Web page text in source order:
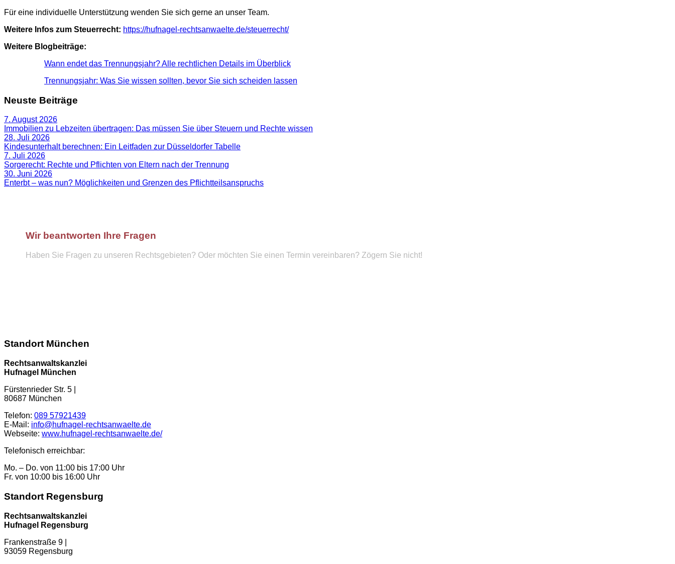
Für eine individuelle Unterstützung wenden Sie sich gerne an unser Team.
Weitere Infos zum Steuerrecht: https://hufnagel-rechtsanwaelte.de/steuerrecht/
Weitere Blogbeiträge:
Wann endet das Trennungsjahr? Alle rechtlichen Details im Überblick
Trennungsjahr: Was Sie wissen sollten, bevor Sie sich scheiden lassen
Neuste Beiträge
7. August 2026
Immobilien zu Lebzeiten übertragen: Das müssen Sie über Steuern und Rechte wissen
28. Juli 2026
Kindesunterhalt berechnen: Ein Leitfaden zur Düsseldorfer Tabelle
7. Juli 2026
Sorgerecht: Rechte und Pflichten von Eltern nach der Trennung
30. Juni 2026
Enterbt – was nun? Möglichkeiten und Grenzen des Pflichtteilsanspruchs
Wir beantworten Ihre Fragen
Haben Sie Fragen zu unseren Rechtsgebieten? Oder möchten Sie einen Termin vereinbaren? Zögern Sie nicht!
Standort München
Rechtsanwaltskanzlei
Hufnagel München
Fürstenrieder Str. 5
80687 München
Telefon: 089 57921439
E-Mail: info@hufnagel-rechtsanwaelte.de
Webseite: www.hufnagel-rechtsanwaelte.de/
Telefonisch erreichbar:
Mo. – Do. von 11:00 bis 17:00 Uhr
Fr. von 10:00 bis 16:00 Uhr
Standort Regensburg
Rechtsanwaltskanzlei
Hufnagel Regensburg
Frankenstraße 9 |
93059 Regensburg